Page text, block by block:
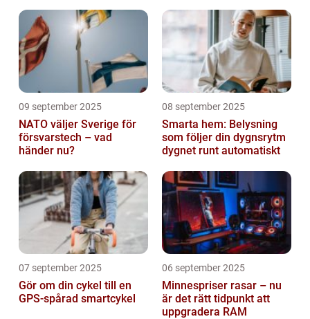
09 september 2025
NATO väljer Sverige för
försvarstech – vad
händer nu?
08 september 2025
Smarta hem: Belysning
som följer din dygnsrytm
dygnet runt automatiskt
07 september 2025
Gör om din cykel till en
GPS-spårad smartcykel
06 september 2025
Minnespriser rasar – nu
är det rätt tidpunkt att
uppgradera RAM